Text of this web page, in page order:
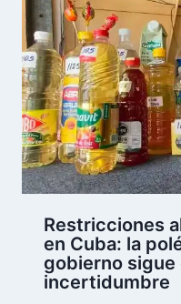
Restricciones
en Cuba: la
gobierno sigue
incertidumbre